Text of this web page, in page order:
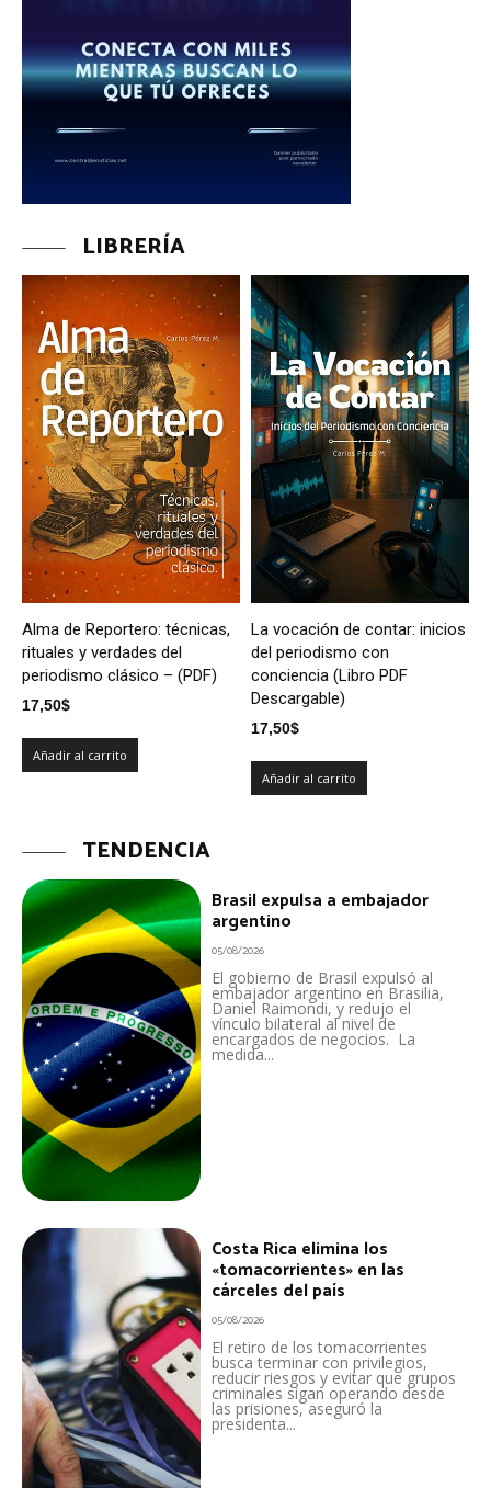
LIBRERÍA
Alma de Reportero: técnicas,
rituales y verdades del
periodismo clásico – (PDF)
17,50$
Añadir al carrito
La vocación de contar: inicios
del periodismo con
conciencia (Libro PDF
Descargable)
17,50$
Añadir al carrito
TENDENCIA
Brasil expulsa a embajador
argentino
05/08/2026
El gobierno de Brasil expulsó al
embajador argentino en Brasilia,
Daniel Raimondi, y redujo el
vínculo bilateral al nivel de
encargados de negocios. La
medida...
Costa Rica elimina los
«tomacorrientes» en las
cárceles del país
05/08/2026
El retiro de los tomacorrientes
busca terminar con privilegios,
reducir riesgos y evitar que grupos
criminales sigan operando desde
las prisiones, aseguró la
presidenta...